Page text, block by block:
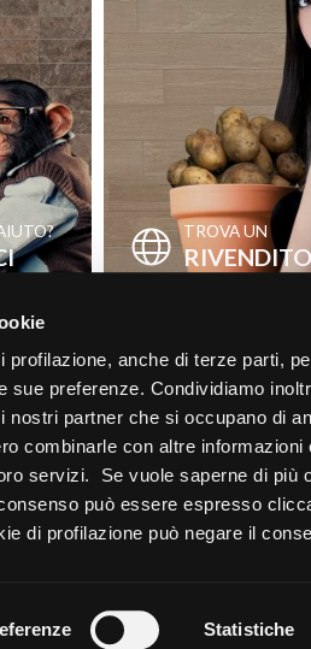
anche di terze parti,
sue preferenze. Condividiamo
partner che si occupano di
combinarle con altre
servizi. Se vuole saperne di più
può essere espresso
di profilazione può negare il
Statistiche
TROVA UN